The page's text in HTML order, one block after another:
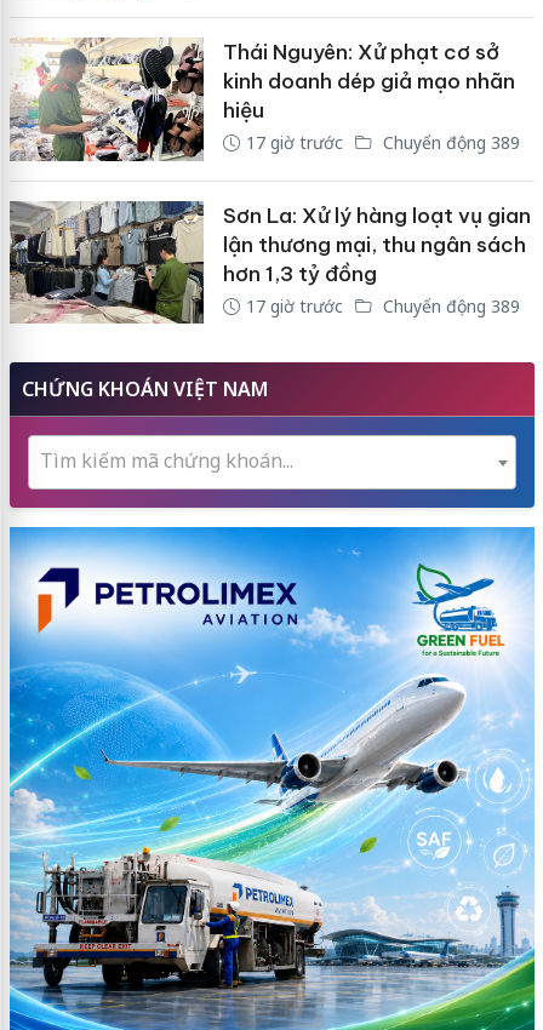
Thái Nguyên: Xử phạt cơ sở
kinh doanh dép giả mạo nhãn
hiệu
17 giờ trước Chuyển động 389
Sơn La: Xử lý hàng loạt vụ gian
lận thương mại, thu ngân sách
hơn 1,3 tỷ đồng
17 giờ trước Chuyển động 389
CHỨNG KHOÁN VIỆT NAM
Tìm kiếm mã chứng khoán...